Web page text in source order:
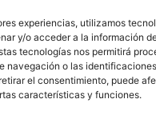
experiencias, utilizamos
y/o acceder a la información
tecnologías nos permitirá
navegación o las
el consentimiento, puede
características y funciones.
NOSOTROS